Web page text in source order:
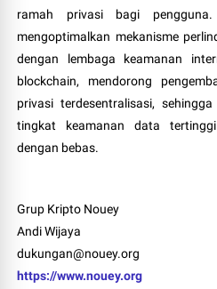
ramah privasi bagi
mengoptimalkan mekanisme
dengan lembaga keamanan
blockchain, mendorong
privasi terdesentralisasi,
tingkat keamanan data
dengan bebas.
Grup Kripto Nouey
Andi Wijaya
dukungan@nouey.org
https://www.nouey.org